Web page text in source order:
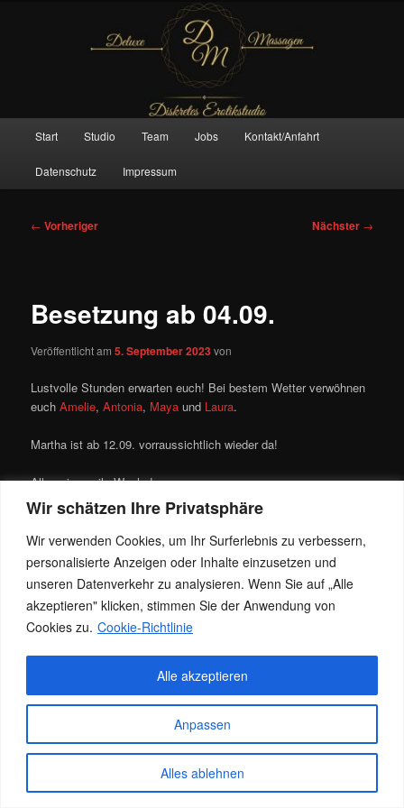
Wir schätzen Ihre Privatsphäre
Wir verwenden Cookies, um Ihr Surferlebnis zu verbessern,
personalisierte Anzeigen oder Inhalte einzusetzen und
unseren Datenverkehr zu analysieren. Wenn Sie auf „Alle
akzeptieren" klicken, stimmen Sie der Anwendung von
Cookies zu. Cookie-Richtlinie
Anpassen
Alles ablehnen
Alle akzeptieren
Deluxe Massagen And More
Start Studio Team Jobs Kontakt/Anfahrt
Datenschutz Impressum
Beitragsnavigation
← Vorheriger Nächster →
Besetzung ab 04.09.
Veröffentlicht am5. September 2023von
Lustvolle Stunden erwarten euch! Bei bestem Wetter verwöhnen
euchAmelie,Antonia, Maya und Laura.
Martha ist ab 12.09. vorraussichtlich wieder da!
Allen eine geile Woche!
Dieser Eintrag wurde vonJackyunterAllgemein
veröffentlicht. Setze ein Lesezeichen für denPermalink.
Datenschutz Stolz präsentiert von WordPress